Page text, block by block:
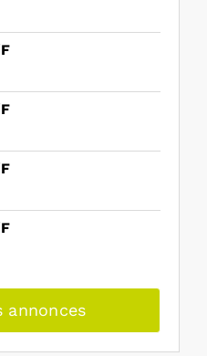
annonces